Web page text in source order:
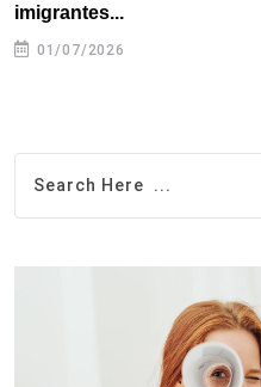
imigrantes...
01/07/2026